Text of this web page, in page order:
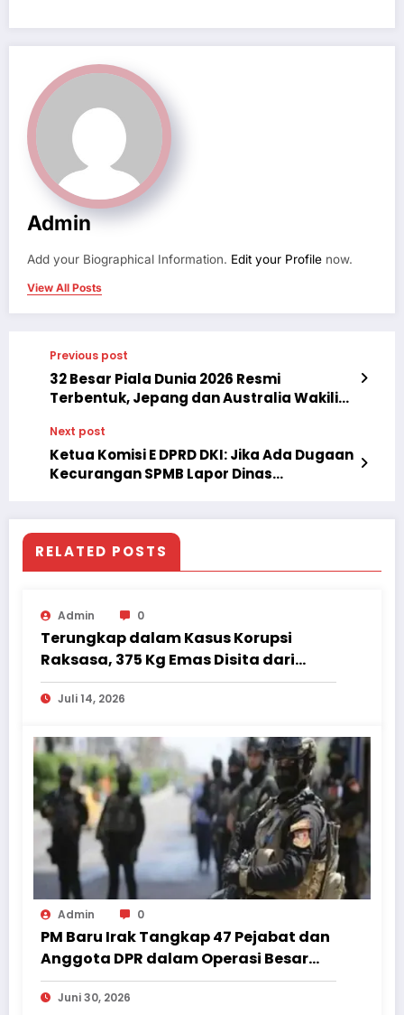
Admin
Add your Biographical Information. Edit your Profile now.
View All Posts
Previous post
32 Besar Piala Dunia 2026 Resmi
Terbentuk, Jepang dan Australia Wakili
Next post
Ketua Komisi E DPRD DKI: Jika Ada Dugaan
Kecurangan SPMB Lapor Dinas
RELATED POSTS
Admin 0
Terungkap dalam Kasus Korupsi
Raksasa, 375 Kg Emas Disita dari
Rumah Eks Wamen
Juli 14, 2026
Admin 0
PM Baru Irak Tangkap 47 Pejabat dan
Anggota DPR dalam Operasi Besar
Anti-Korupsi
Juni 30, 2026